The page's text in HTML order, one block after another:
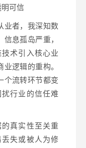
可信
业者，我深知数
息孤岛严重，
术引入核心业
逻辑的重构。
个流转环节都变
行业的信任难
真实性至关重
失或被人为修